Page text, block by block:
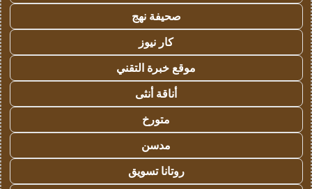
صحيفة نهج
كار نيوز
موقع خبرة التقني
أناقة أنثى
متورخ
مدسن
روتانا تسويق